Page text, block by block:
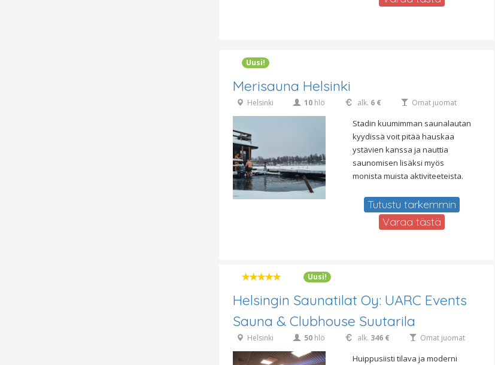
Uusi!
Merisauna Helsinki
Helsinki 10 hlö alk. 6 € Omat juomat
Stadin kuumimman saunalautan
kyydissä voit pitää hauskaa
ystävien kanssa ja nauttia
saunomisen lisäksi myös
monista muista aktiviteeteista.
Tutustu tarkemmin
Varaa tästä
Uusi!
Helsingin Saunatilat Oy: UARC Events
Sauna & Clubhouse Suutarila
Helsinki 50 hlö alk. 346 € Omat juomat
Huippusiisti tilava ja moderni